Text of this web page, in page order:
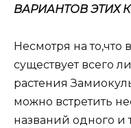
ВАРИАНТОВ ЭТИХ
Несмотря на
существует всего
растения
можно встретить
названий одного и